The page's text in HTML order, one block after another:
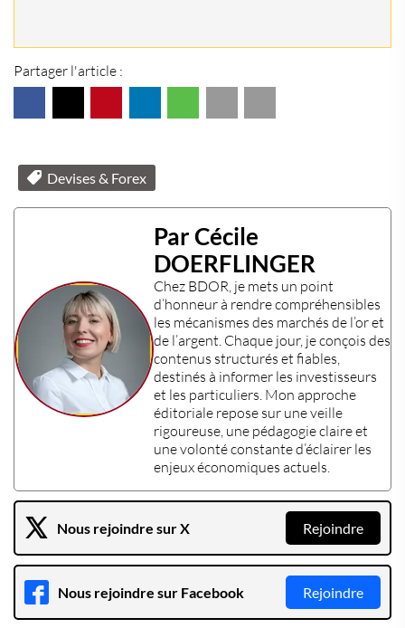
Partager l'article :
Devises & Forex
Par Cécile
DOERFLINGER
Chez BDOR, je mets un point
d’honneur à rendre compréhensibles
les mécanismes des marchés de l’or et
de l’argent. Chaque jour, je conçois des
contenus structurés et fiables,
destinés à informer les investisseurs
et les particuliers. Mon approche
éditoriale repose sur une veille
rigoureuse, une pédagogie claire et
une volonté constante d’éclairer les
enjeux économiques actuels.
Nous rejoindre sur X Rejoindre
Nous rejoindre sur Facebook Rejoindre